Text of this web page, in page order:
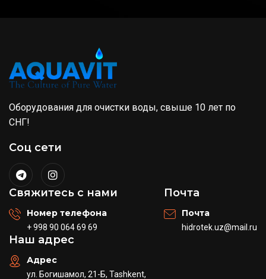
Оборудования для очистки воды, свыше 10 лет по
СНГ!
Соц сети
Свяжитесь с нами
Номер телефона
+ 998 90 064 69 69
Почта
Почта
hidrotek.uz@mail.ru
Наш адрес
Адрес
ул. Богишамол, 21-Б, Tashkent,